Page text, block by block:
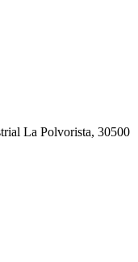
La Polvorista, 30500